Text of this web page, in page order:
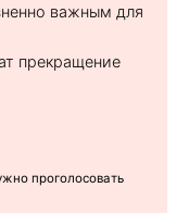
важным для
прекращение
проголосовать